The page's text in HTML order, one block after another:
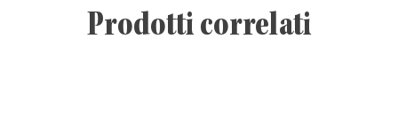
Prodotti correlati